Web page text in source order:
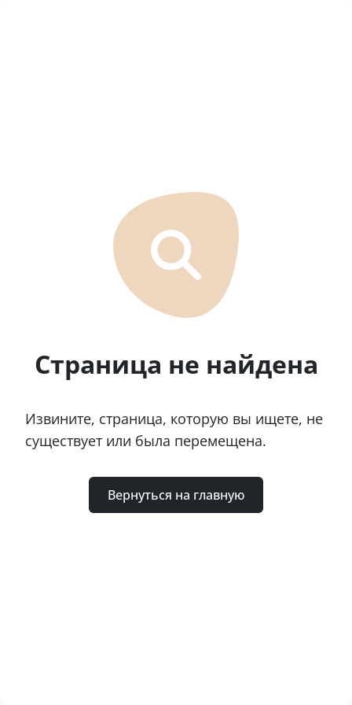
Страница не найдена
Извините, страница, которую вы ищете, не
существует или была перемещена.
Вернуться на главную